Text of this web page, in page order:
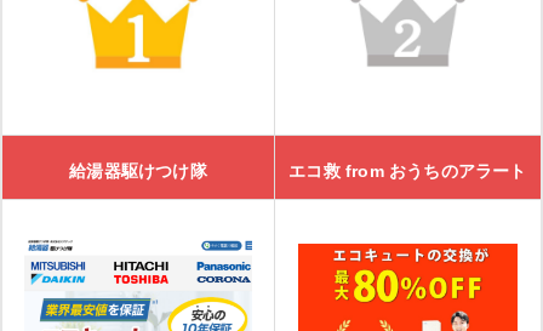
大問屋
交換できるくんの特徴
給湯器駆けつけ隊 エコ救 from おうちのアラート